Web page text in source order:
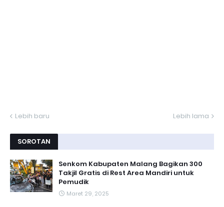
Lebih baru Lebih lama
SOROTAN
Senkom Kabupaten Malang Bagikan 300
Takjil Gratis di Rest Area Mandiri untuk
Pemudik
Maret 29, 2025